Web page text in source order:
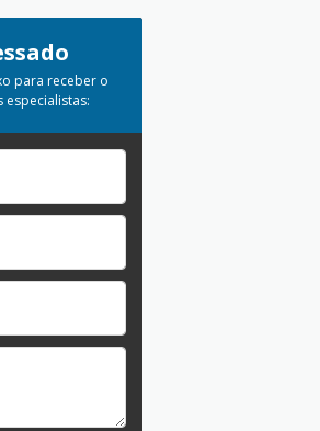
para receber o
especialistas: